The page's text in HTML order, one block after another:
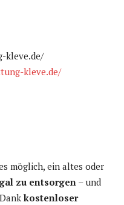
kleve.de/
kleve.de/
möglich, ein altes oder
zu entsorgen – und
kostenloser